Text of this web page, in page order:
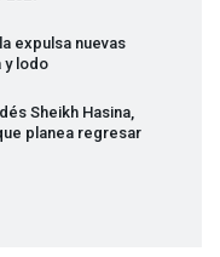
expulsa nuevas
y lodo
Sheikh Hasina,
planea regresar